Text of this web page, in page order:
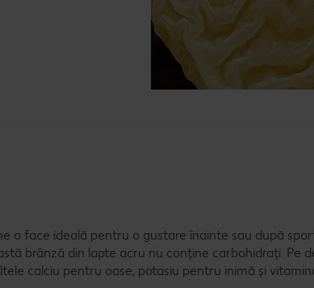
o face ideală pentru o gustare înainte sau după
brânză din lapte acru nu conține carbohidrați. Pe
calciu pentru oase, potasiu pentru inimă și